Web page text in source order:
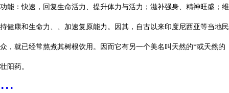
功能：快速，回复生命活力、提升体力与活力；滋补强身、精神旺盛；维
持健康和生命力、、加速复原能力。因其，自古以来印度尼西亚等当地民
众，就已经常熬煮其树根饮用。因而它有另一个美名叫天然的*或天然的
壮阳药。
...